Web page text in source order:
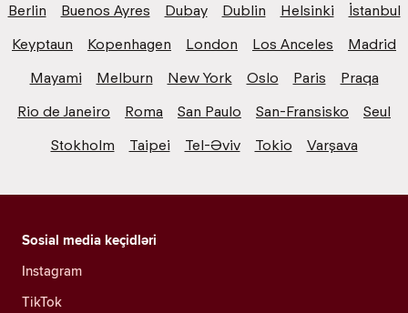
Berlin
Buenos Ayres Dubay Dublin Helsinki
İstanbul
Keyptaun
Kopenhagen London Los Anceles
Madrid
Mayami
Melburn New York Oslo Paris
Praqa
Rio de Janeiro
Roma San Paulo San-Fransisko
Seul
Stokholm
Taipei Tel-Əviv Tokio Varşava
Sosial media keçidləri
Instagram
TikTok